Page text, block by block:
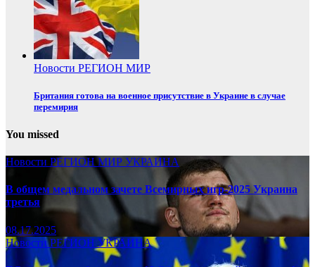
Новости РЕГИОН МИР
Британия готова на военное присутствие в Украине в случае
перемирия
You missed
Новости РЕГИОНМИР УКРАИНА
В общем медальном зачете Всемирных игр-2025 Украина
третья
08.17.2025
НовостиРЕГИОНУКРАИНА